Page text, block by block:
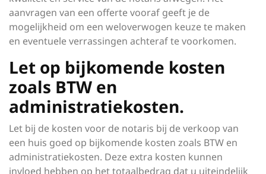
aanvragen van een offerte vooraf geeft je de
mogelijkheid om een weloverwogen keuze te maken
en eventuele verrassingen achteraf te voorkomen.
Let op bijkomende kosten
zoals BTW en
administratiekosten.
Let bij de kosten voor de notaris bij de verkoop van
een huis goed op bijkomende kosten zoals BTW en
administratiekosten. Deze extra kosten kunnen
invloed hebben op het totaalbedrag dat u uiteindelijk